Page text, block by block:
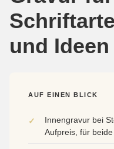
und
AUF EINEN BLICK
✓ Innengravur bei
Aufpreis, für